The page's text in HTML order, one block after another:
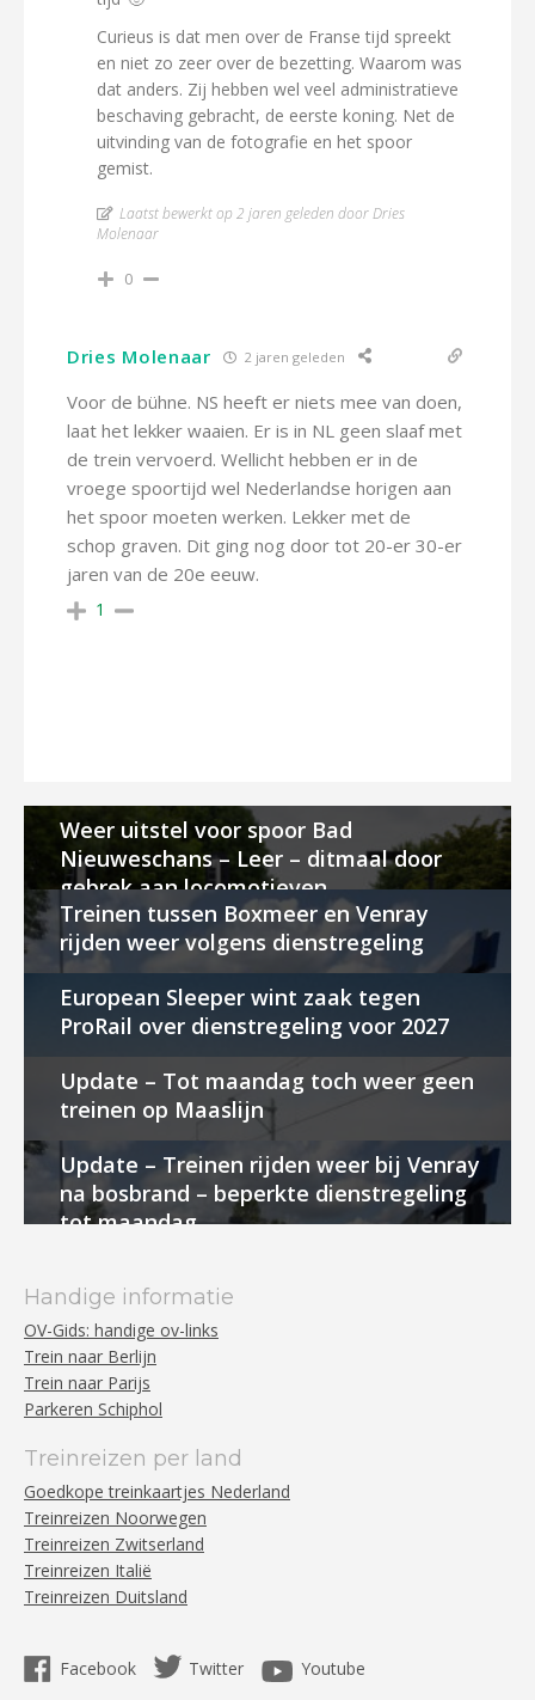
Curieus is dat men over de Franse tijd spreekt
en niet zo zeer over de bezetting. Waarom was
dat anders. Zij hebben wel veel administratieve
beschaving gebracht, de eerste koning. Net de
uitvinding van de fotografie en het spoor
gemist.
Laatst bewerkt op 2 jaren geleden door Dries
Molenaar
0
Dries Molenaar 2 jaren geleden
Voor de bühne. NS heeft er niets mee van doen,
laat het lekker waaien. Er is in NL geen slaaf met
de trein vervoerd. Wellicht hebben er in de
vroege spoortijd wel Nederlandse horigen aan
het spoor moeten werken. Lekker met de
schop graven. Dit ging nog door tot 20-er 30-er
jaren van de 20e eeuw.
1
Weer uitstel voor spoor Bad
Nieuweschans – Leer – ditmaal door
gebrek aan locomotieven
Treinen tussen Boxmeer en Venray
rijden weer volgens dienstregeling
European Sleeper wint zaak tegen
ProRail over dienstregeling voor 2027
Update – Tot maandag toch weer geen
treinen op Maaslijn
Update – Treinen rijden weer bij Venray
na bosbrand – beperkte dienstregeling
tot maandag
Handige informatie
OV-Gids: handige ov-links
Trein naar Berlijn
Trein naar Parijs
Parkeren Schiphol
Treinreizen per land
Goedkope treinkaartjes Nederland
Treinreizen Noorwegen
Treinreizen Zwitserland
Treinreizen Italië
Treinreizen Duitsland
Facebook Twitter Youtube